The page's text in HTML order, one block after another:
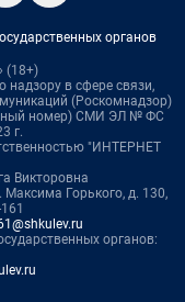
органов
(18+)
надзору в сфере связи,
(Роскомнадзор)
номер) СМИ ЭЛ № ФС
г.
"ИНТЕРНЕТ
Викторовна
Максима Горького, д. 130,
органов: